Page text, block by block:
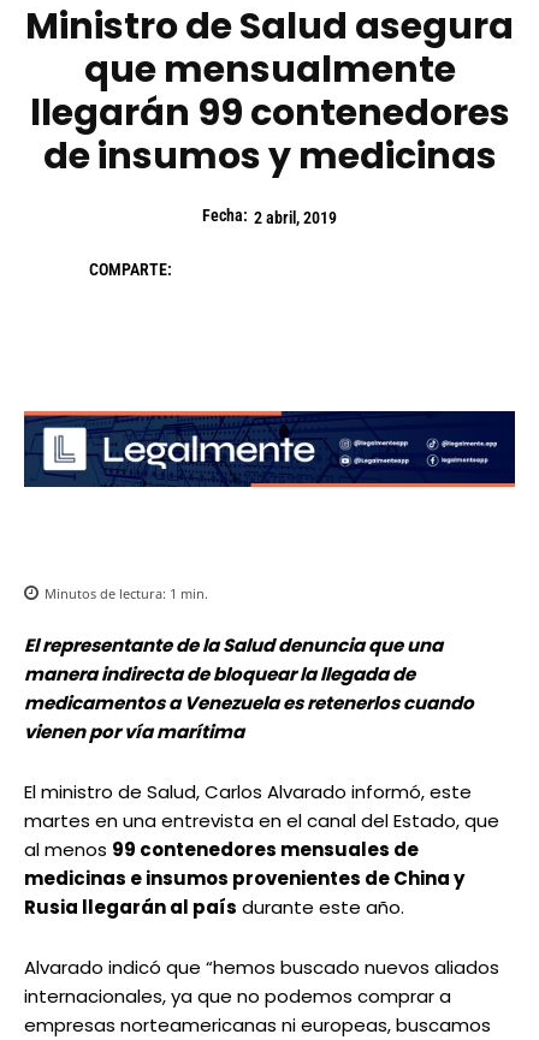
Ministro de Salud asegura
que mensualmente
llegarán 99 contenedores
de insumos y medicinas
Fecha: 2 abril, 2019
COMPARTE:
Minutos de lectura: 1 min.
El representante de la Salud denuncia que una
manera indirecta de bloquear la llegada de
medicamentos a Venezuela es retenerlos cuando
vienen por vía marítima
El ministro de Salud, Carlos Alvarado informó, este
martes en una entrevista en el canal del Estado, que
al menos 99 contenedores mensuales de
medicinas e insumos provenientes de China y
Rusia llegarán al país durante este año.
Alvarado indicó que “hemos buscado nuevos aliados
internacionales, ya que no podemos comprar a
empresas norteamericanas ni europeas, buscamos